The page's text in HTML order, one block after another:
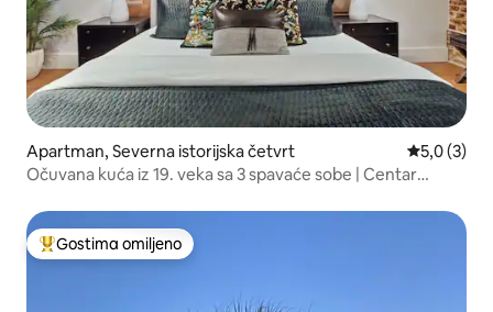
Apartman, Severna istorijska četvrt Prosečna
5,0 (3)
Očuvana kuća iz 19. veka sa 3 spavaće sobe | Centar
Najuspešniji među gostima omiljenim
Gostima omiljeno